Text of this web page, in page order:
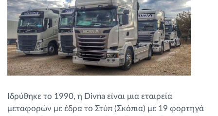
Πώς να λύσουμε τις ανάγκες των
δραστηριοτήτων του στόλου
Ιδρύθηκε το 1990, η Divna είναι μια εταιρεία
μεταφορών με έδρα το Στύπ (Σκόπια) με 19 φορτηγά